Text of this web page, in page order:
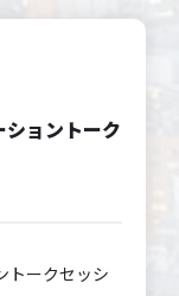
ショントーク
トークセッシ